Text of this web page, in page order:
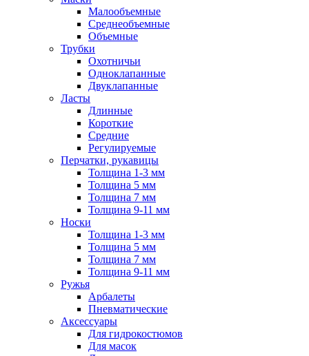
Малообъемные
Среднеобъемные
Объемные
Трубки
Охотничьи
Одноклапанные
Двуклапанные
Ласты
Длинные
Короткие
Средние
Регулируемые
Перчатки, рукавицы
Толщина 1-3 мм
Толщина 5 мм
Толщина 7 мм
Толщина 9-11 мм
Носки
Толщина 1-3 мм
Толщина 5 мм
Толщина 7 мм
Толщина 9-11 мм
Ружья
Арбалеты
Пневматические
Аксессуары
Для гидрокостюмов
Для масок